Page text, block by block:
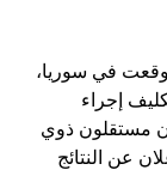
وقعت في سوريا،
إدارة المجموعة في عام 2016 بتكليف إجراء
مستقلون ذوي
عن النتائج